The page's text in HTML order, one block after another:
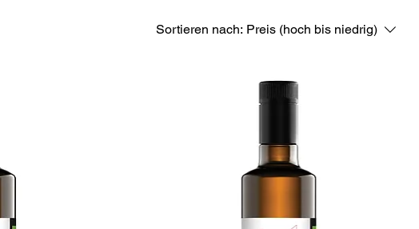
Sortieren nach: Preis (hoch bis niedrig)